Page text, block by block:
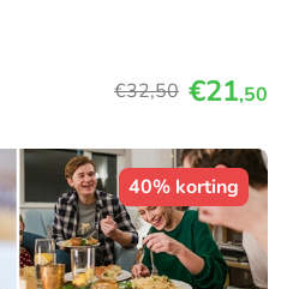
€32,50 €21,50
40% korting